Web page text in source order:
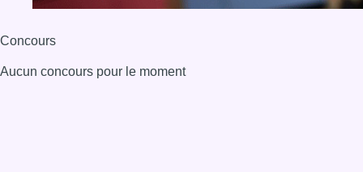
Concours
Aucun concours pour le moment